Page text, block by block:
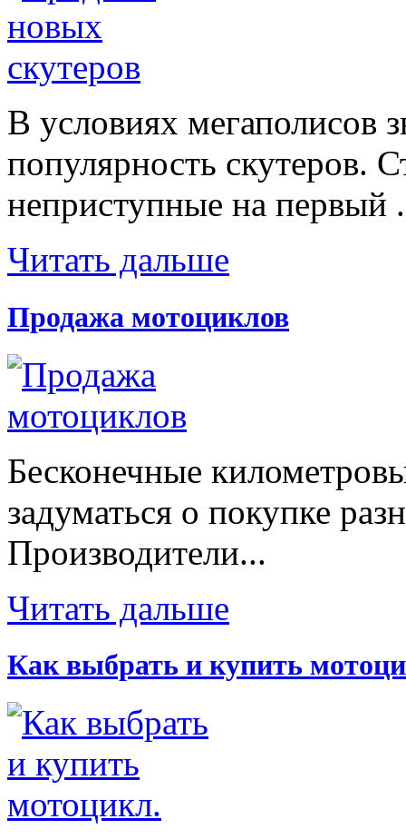
В условиях мегаполисов
популярность скутеров.
неприступные на первый
Читать дальше
Продажа мотоциклов
Бесконечные
задуматься о покупке
Производители...
Читать дальше
Как выбрать и купить